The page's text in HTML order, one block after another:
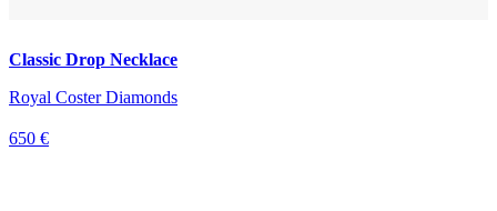
Classic Drop Necklace
Royal Coster Diamonds
650 €